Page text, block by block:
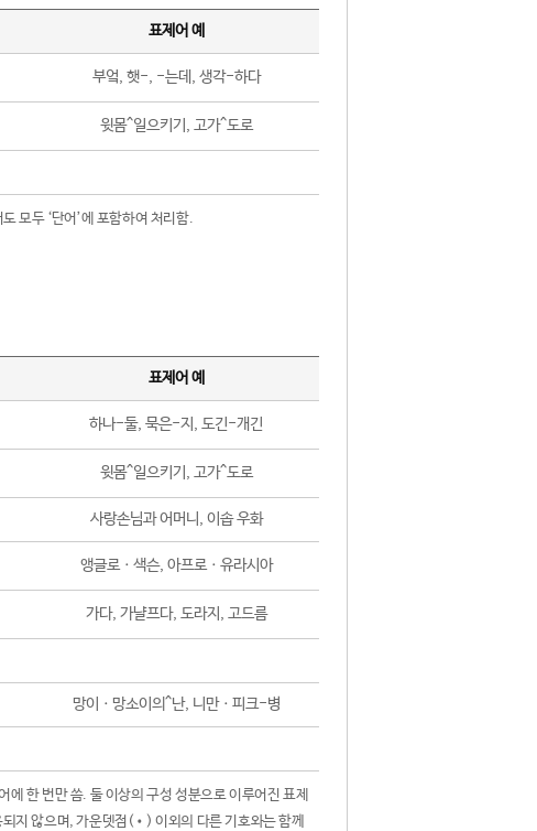
표제어 예
부엌, 햇-, -는데, 생각-하다
윗몸^일으키기, 고가^도로
모두 ‘단어’에 포함하여 처리함.
표제어 예
하나-둘, 묵은-지, 도긴-개긴
윗몸^일으키기, 고가^도로
사랑손님과 어머니, 이솝 우화
앵글로ㆍ색슨, 아프로ㆍ유라시아
가다, 가냘프다, 도라지, 고드름
망이ㆍ망소이의^난, 니만ㆍ피크-병
한 번만 씀. 둘 이상의 구성 성분으로 이루어진 표제
지 않으며, 가운뎃점(•) 이외의 다른 기호와는 함께